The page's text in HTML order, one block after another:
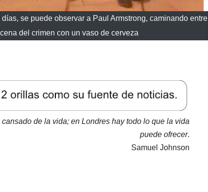
se puede observar a Paul Armstrong, caminando entre
del crimen con un vaso de cerveza
de la vida; en Londres hay todo lo que la vida
puede ofrecer.
Samuel Johnson